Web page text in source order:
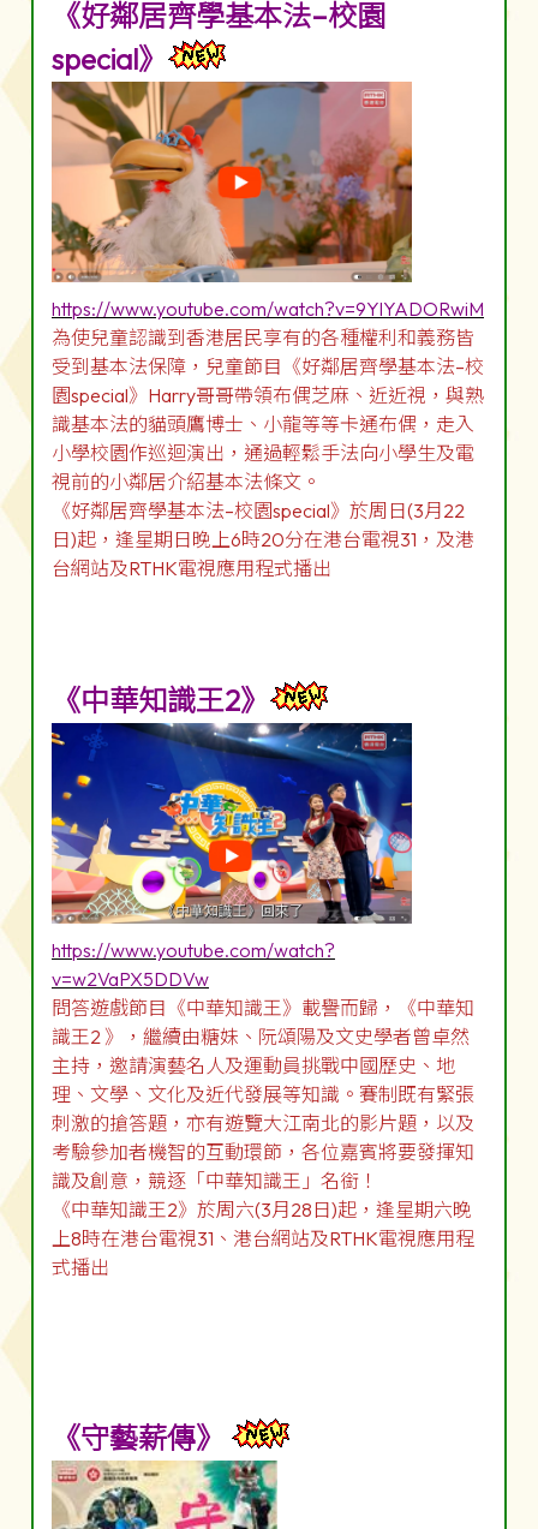
《好鄰居齊學基本法–校園
special》
https://www.youtube.com/watch?v=9YlYADORwiM
為使兒童認識到香港居民享有的各種權利和義務皆
受到基本法保障，兒童節目《好鄰居齊學基本法–校
園special》Harry哥哥帶領布偶芝麻、近近視，與熟
識基本法的貓頭鷹博士、小龍等等卡通布偶，走入
小學校園作巡迴演出，通過輕鬆手法向小學生及電
視前的小鄰居介紹基本法條文。
《好鄰居齊學基本法–校園special》於周日(3月22
日)起，逢星期日晚上6時20分在港台電視31，及港
台網站及RTHK電視應用程式播出
《中華知識王2》
https://www.youtube.com/watch?
v=w2VaPX5DDVw
問答遊戲節目《中華知識王》載譽而歸，《中華知
識王2 》，繼續由糖妹、阮頌陽及文史學者曾卓然
主持，邀請演藝名人及運動員挑戰中國歷史、地
理、文學、文化及近代發展等知識。賽制既有緊張
刺激的搶答題，亦有遊覽大江南北的影片題，以及
考驗參加者機智的互動環節，各位嘉賓將要發揮知
識及創意，競逐「中華知識王」名銜！
《中華知識王2》於周六(3月28日)起，逢星期六晚
上8時在港台電視31、港台網站及RTHK電視應用程
式播出
《守藝薪傳》